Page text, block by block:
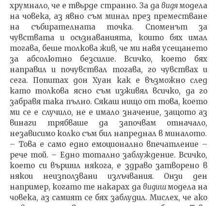
хрумнало, че е твьрде странно. За да видя модела
на човека, аз явно съм минал през преместване
на събирателната точка. Споменът за
чувствата и осьзнаванията, които бях имал
тогава, беше толкова жив, че ми навя усещането
за абсолютно безсилие. Всичко, което бях
направил и по­чувствал тогава, го чувствах и
сега. Попитах дон Хуан как е възможно след
като толкова ясно съм изживял всичко, да го
забравя така пълно. Сякаш нищо от това, което
ми се е случило, не е имало значение, защото аз
винаги трябваше да започвам отначало,
независимо колко съм бил напреднал в миналото.
– Това е само едно емоционално впечатление –
рече той. – Едно тотално заблуждение. Всичко,
което си вър­шил някога, е здраво затворено в
някои неизползвани излъчвания. Онзи ден
например, когато те накарах да видиш модела на
човека, аз самият се бях заблудил. Мислех, че ако